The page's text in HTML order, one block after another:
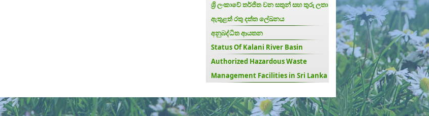
ශ්‍රි ලංකාවේ තර්ජිත වන සතුන් සහ තුරු ලතා
ඇතුළත් රතු දත්ත ලේඛනය
අනුබද්ධිත ආයතන
Status Of Kalani River Basin
Authorized Hazardous Waste
Management Facilities in Sri Lanka